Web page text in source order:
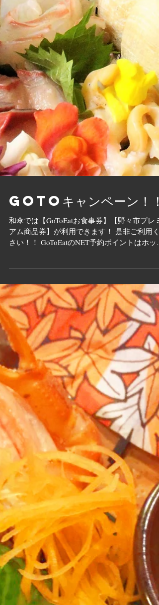
GoTOキャンペーン！！
さい！！ GoToEatのNET予約ポイントはホット
ペッパーが対象となります。 ご予約お待ちし
おります♪ また和傘の季節限定人気コース！鍋
コースはいかがですか？？...